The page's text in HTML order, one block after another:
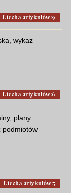
Liczba artykułów:9
wykaz
Liczba artykułów:6
plany
podmiotów
Liczba artykułów:5